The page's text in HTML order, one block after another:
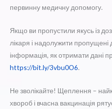
первинну медичну допомогу.
Якщо ви пропустили якусь із
лікаря і надолужити
інформація, як отримати дані
https://bit.ly/3vbu0O6.
Не зволікайте! Щеплення –
хвороб і вчасна вакцинація